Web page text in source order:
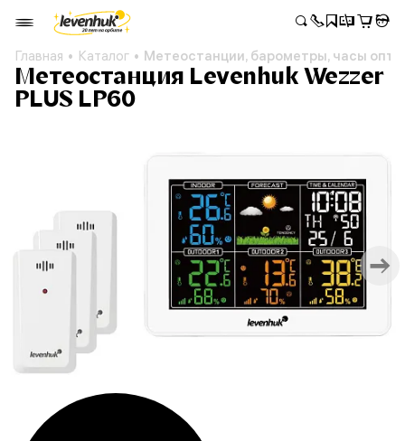
Главная Каталог Метеостанции, барометры, часы
Метеостанция Levenhuk Wezzer
PLUS LP60